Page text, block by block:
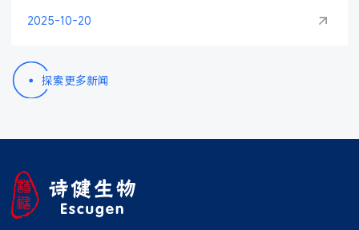
2025-10-20
探索更多新闻